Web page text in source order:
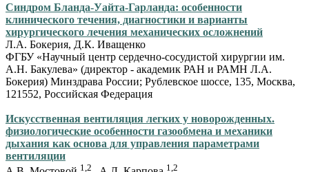
Синдром Бланда-Уайта-Гарланда: особенности
клинического течения, диагностики и варианты
хирургического лечения механических осложнений
Л.А. Бокерия, Д.К. Иващенко
ФГБУ «Научный центр сердечно-сосудистой хирургии им.
А.Н. Бакулева» (директор - академик РАН и РАМН Л.А.
Бокерия) Минздрава России; Рублевское шоссе, 135, Москва,
121552, Российская Федерация
Искусственная вентиляция легких у новорожденных.
физиологические особенности газообмена и механики
дыхания как основа для управления параметрами
вентиляции
1,2
1,2